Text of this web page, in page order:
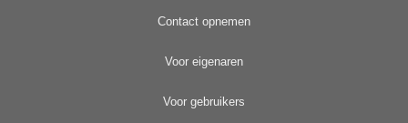
Contact opnemen
Voor eigenaren
Voor gebruikers